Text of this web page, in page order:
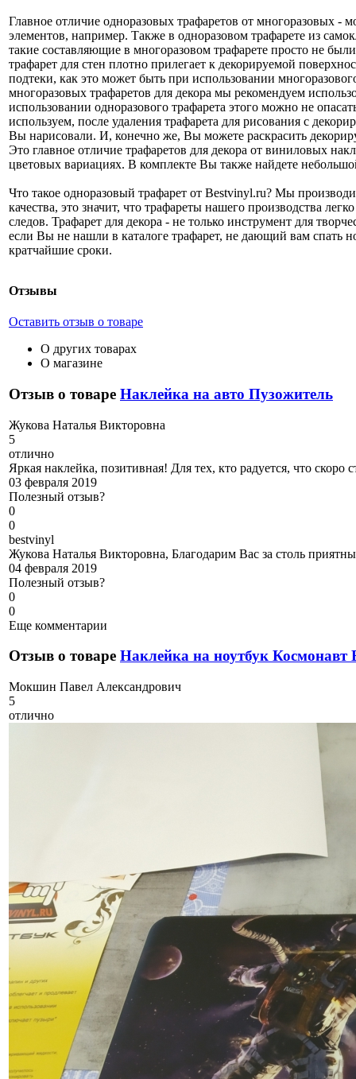
Главное отличие одноразовых трафаретов от многоразовых
элементов, например. Также в одноразовом трафарете из
такие составляющие в многоразовом трафарете просто не
трафарет для стен плотно прилегает к декорируемой
подтеки, как это может быть при использовании
многоразовых трафаретов для декора мы рекомендуем
использовании одноразового трафарета этого можно не
используем, после удаления трафарета для рисования с
Вы нарисовали. И, конечно же, Вы можете раскрасить
Это главное отличие трафаретов для декора от виниловых
цветовых вариациях. В комплекте Вы также найдете
Что такое одноразовый трафарет от Bestvinyl.ru? Мы
качества, это значит, что трафареты нашего производства
следов. Трафарет для декора - не только инструмент для
если Вы не нашли в каталоге трафарет, не дающий вам спать
кратчайшие сроки.
Отзывы
Оставить отзыв о товаре
О других товарах
О магазине
Отзыв о товаре Наклейка на авто Пузожитель
Жукова Наталья Викторовна
5
отлично
Яркая наклейка, позитивная! Для тех, кто радуется, что
03 февраля 2019
Полезный отзыв?
0
0
bestvinyl
Жукова Наталья Викторовна, Благодарим Вас за столь
04 февраля 2019
Полезный отзыв?
0
0
Еще комментарии
Отзыв о товаре Наклейка на ноутбук Космонавт
Мокшин Павел Александрович
5
отлично